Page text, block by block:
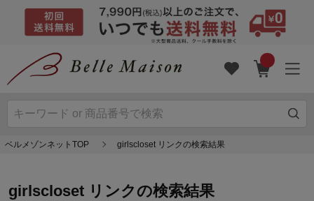
ベルメゾンネットTOP girlscloset リンクの検索結果
girlscloset リンクの検索結果